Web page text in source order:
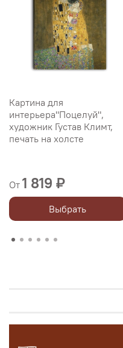
Картина для
интерьера"Поцелуй",
художник Густав Климт,
печать на холсте
От 1 819 ₽
Выбрать